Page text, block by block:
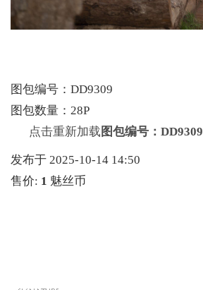
图包编号：DD9309
图包数量：28P
点击重新加载 图包编号：DD9309
发布于 2025-10-14 14:50
售价: 1 魅丝币